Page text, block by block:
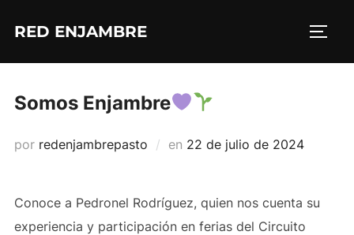
RED ENJAMBRE
Somos Enjambre
por redenjambrepasto en Publicado
22 de julio de 2024
Conoce a Pedronel Rodríguez, quien nos cuenta su
experiencia y participación en ferias del Circuito